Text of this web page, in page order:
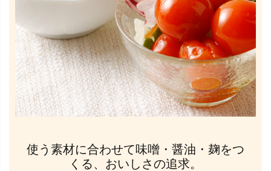
使う素材に合わせて味噌・醤油・麹をつ
くる、おいしさの追求。